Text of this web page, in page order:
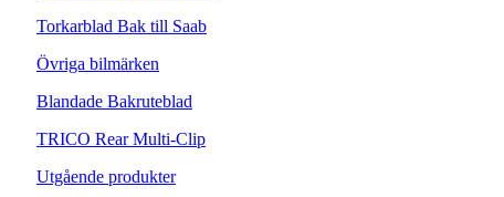
Torkarblad Bak till Saab
Övriga bilmärken
Blandade Bakruteblad
TRICO Rear Multi-Clip
Utgående produkter